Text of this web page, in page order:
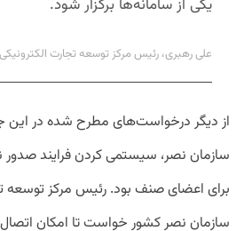
یکی از سامانه‌ها برگزار شود.
علی رهبری، رئیس مرکز توسعه تجارت الکترونیکی
از دیگر درخواست‌های مطرح شده در این
سازمان نصر، سیستمی کردن فرایند صدور
برای اعضای صنف بود. رئیس مرکز توسعه
سازمان نصر کشور خواست تا امکان